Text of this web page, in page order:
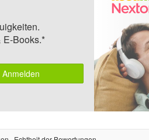
E-Books.*
Anmelden